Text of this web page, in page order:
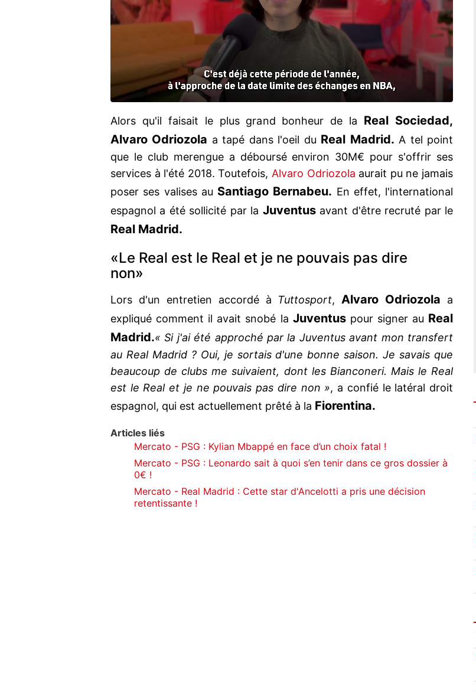
Alors qu'il faisait le plus grand bonheur de la Real Sociedad,
Alvaro Odriozola a tapé dans l'oeil du Real Madrid. A tel point
que le club merengue a déboursé environ 30M€ pour s'offrir ses
services à l'été 2018. Toutefois, Alvaro Odriozola aurait pu ne jamais
poser ses valises au Santiago Bernabeu. En effet, l'international
espagnol a été sollicité par la Juventusavant d'être recruté par le
Real Madrid.
«Le Real est le Real et je ne pouvais pas dire
non»
Lors d'un entretien accordé à Tuttosport,Alvaro Odriozola a
expliqué comment il avait snobé la Juventuspour signer au Real
Madrid.« Si j'ai été approché par la Juventus avant mon transfert
au Real Madrid ? Oui, je sortais d'une bonne saison. Je savais que
beaucoup de clubs me suivaient, dont les Bianconeri. Mais le Real
est le Real et je ne pouvais pas dire non », a confié le latéral droit
espagnol, qui est actuellement prêté à la Fiorentina.
Articles liés
Mercato - PSG : Kylian Mbappé en face d’un choix fatal !
Mercato - PSG : Leonardo sait à quoi s’en tenir dans ce gros dossier à
0€ !
Mercato - Real Madrid : Cette star d'Ancelotti a pris une décision
retentissante !